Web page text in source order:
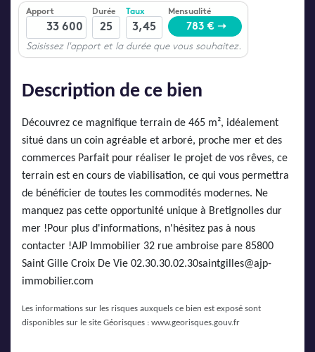
Description de ce bien
Découvrez ce magnifique terrain de 465 m², idéalement
situé dans un coin agréable et arboré, proche mer et des
commerces Parfait pour réaliser le projet de vos rêves, ce
terrain est en cours de viabilisation, ce qui vous permettra
de bénéficier de toutes les commodités modernes. Ne
manquez pas cette opportunité unique à Bretignolles dur
mer !Pour plus d'informations, n'hésitez pas à nous
contacter !AJP Immobilier 32 rue ambroise pare 85800
Saint Gille Croix De Vie 02.30.30.02.30saintgilles@ajp-
immobilier.com
Les informations sur les risques auxquels ce bien est exposé sont
disponibles sur le site Géorisques : www.georisques.gouv.fr